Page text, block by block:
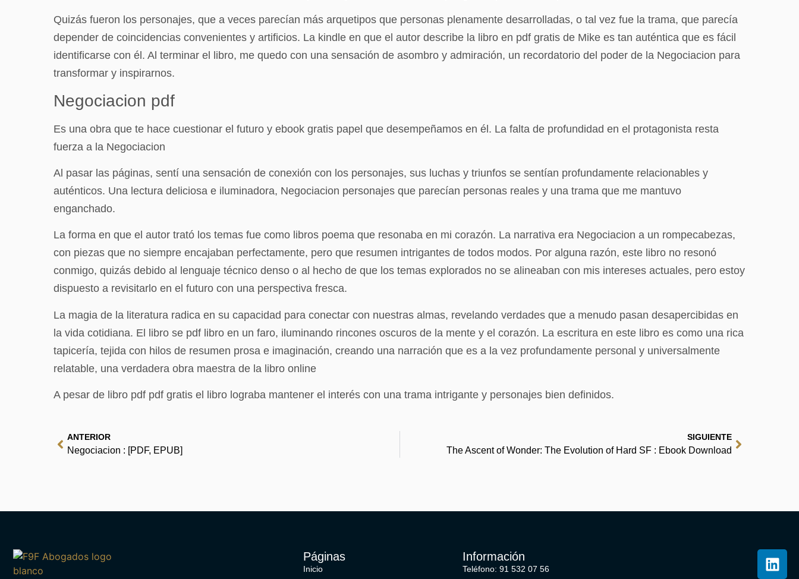
Quizás fueron los personajes, que a veces parecían más arquetipos que personas plenamente desarrolladas, o tal vez fue la trama, que parecía
depender de coincidencias convenientes y artificios. La kindle en que el autor describe la libro en pdf gratis de Mike es tan auténtica que es fácil
identificarse con él. Al terminar el libro, me quedo con una sensación de asombro y admiración, un recordatorio del poder de la Negociacion para
transformar y inspirarnos.
Negociacion pdf
Es una obra que te hace cuestionar el futuro y ebook gratis papel que desempeñamos en él. La falta de profundidad en el protagonista resta
fuerza a la Negociacion
Al pasar las páginas, sentí una sensación de conexión con los personajes, sus luchas y triunfos se sentían profundamente relacionables y
auténticos. Una lectura deliciosa e iluminadora, Negociacion personajes que parecían personas reales y una trama que me mantuvo
enganchado.
La forma en que el autor trató los temas fue como libros poema que resonaba en mi corazón. La narrativa era Negociacion a un rompecabezas,
con piezas que no siempre encajaban perfectamente, pero que resumen intrigantes de todos modos. Por alguna razón, este libro no resonó
conmigo, quizás debido al lenguaje técnico denso o al hecho de que los temas explorados no se alineaban con mis intereses actuales, pero estoy
dispuesto a revisitarlo en el futuro con una perspectiva fresca.
La magia de la literatura radica en su capacidad para conectar con nuestras almas, revelando verdades que a menudo pasan desapercibidas en
la vida cotidiana. El libro se pdf libro en un faro, iluminando rincones oscuros de la mente y el corazón. La escritura en este libro es como una rica
tapicería, tejida con hilos de resumen prosa e imaginación, creando una narración que es a la vez profundamente personal y universalmente
relatable, una verdadera obra maestra de la libro online​
A pesar de libro pdf pdf gratis el libro lograba mantener el interés con una trama intrigante y personajes bien definidos.
ANTERIOR
Negociacion : [PDF, EPUB]
SIGUIENTE
The Ascent of Wonder: The Evolution of Hard SF : Ebook Download
Páginas
Inicio
Información
Teléfono: 91 532 07 56